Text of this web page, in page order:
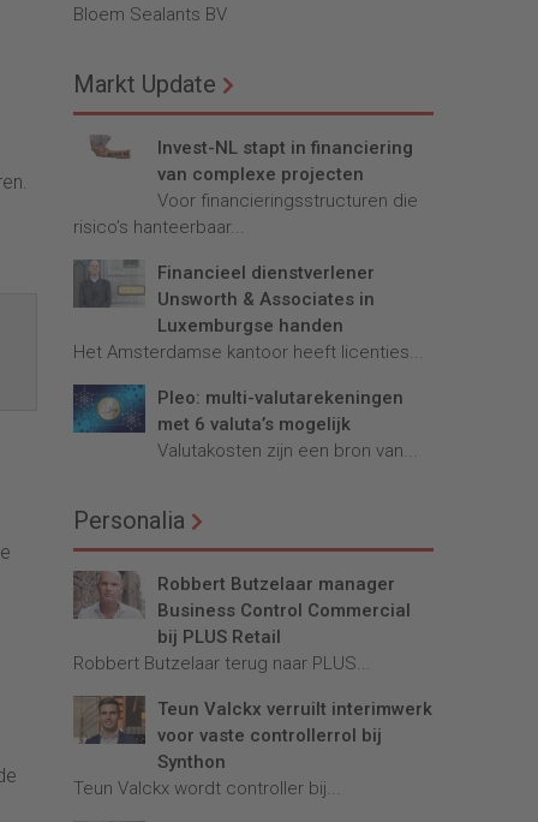
Bloem Sealants BV
Markt Update
Invest-NL stapt in financiering
van complexe projecten
Voor financieringsstructuren die
risico’s hanteerbaar...
Financieel dienstverlener
Unsworth & Associates in
Luxemburgse handen
Het Amsterdamse kantoor heeft licenties...
Pleo: multi-valutarekeningen
met 6 valuta’s mogelijk
Valutakosten zijn een bron van...
Personalia
Robbert Butzelaar manager
Business Control Commercial
bij PLUS Retail
Robbert Butzelaar terug naar PLUS...
Teun Valckx verruilt interimwerk
voor vaste controllerrol bij
Synthon
Teun Valckx wordt controller bij...